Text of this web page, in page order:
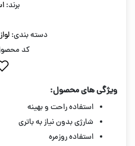
برند:
دسته بندی:
کد محصول:
ویژگی های محصول:
استفاده راحت و بهینه
شارژی بدون نیاز به باتری
استفاده روزمره